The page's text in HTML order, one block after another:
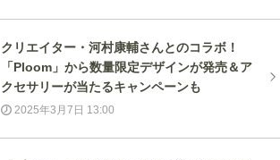
クリエイター・河村康輔さんとのコラボ！
「Ploom」から数量限定デザインが発売＆ア
クセサリーが当たるキャンペーンも
2025年3月7日 13:00